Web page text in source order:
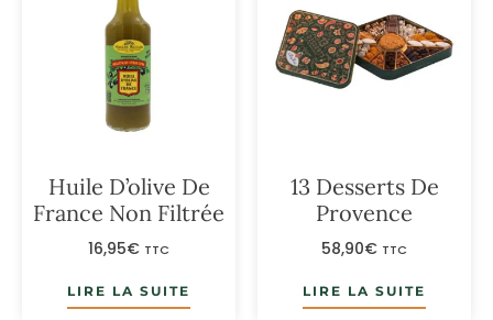
Huile D’olive De
France Non Filtrée
16,95€ TTC
LIRE LA SUITE
13 Desserts De
Provence
58,90€ TTC
LIRE LA SUITE